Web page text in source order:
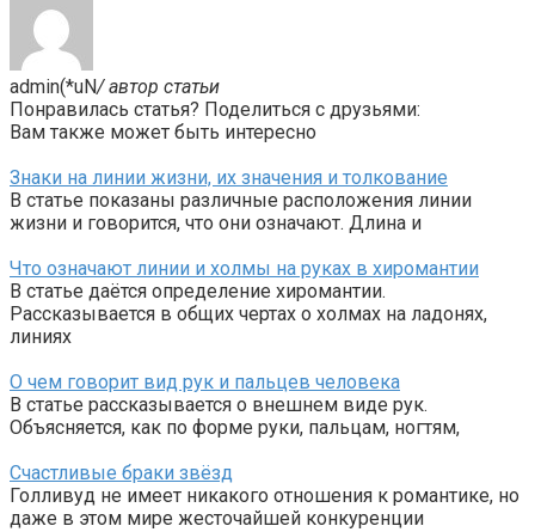
admin(*uN/ автор статьи
Понравилась статья? Поделиться с друзьями:
Вам также может быть интересно
Знаки на линии жизни, их значения и толкование
В статье показаны различные расположения линии
жизни и говорится, что они означают. Длина и
Что означают линии и холмы на руках в хиромантии
В статье даётся определение хиромантии.
Рассказывается в общих чертах о холмах на ладонях,
линиях
О чем говорит вид рук и пальцев человека
В статье рассказывается о внешнем виде рук.
Объясняется, как по форме руки, пальцам, ногтям,
Счастливые браки звёзд
Голливуд не имеет никакого отношения к романтике, но
даже в этом мире жесточайшей конкуренции